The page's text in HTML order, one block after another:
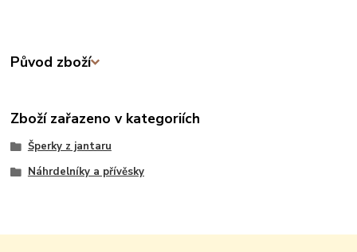
Původ zboží
Zboží zařazeno v kategoriích
Šperky z jantaru
Náhrdelníky a přívěsky